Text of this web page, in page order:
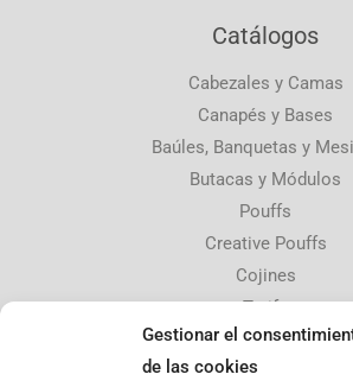
Gestionar el
de las cookies
Catálogos
Cabezales y Camas
Canapés y Bases
Baúles, Banquetas y
Butacas y Módulos
Pouffs
Creative Pouffs
Cojines
Tarifa
Contacta con